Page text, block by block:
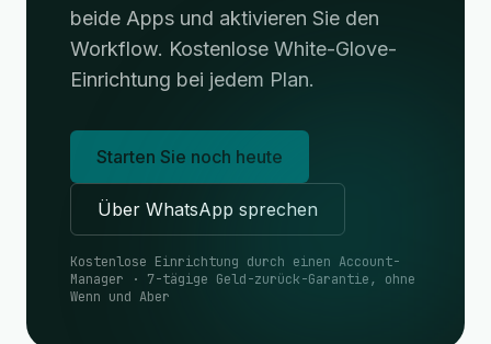
beide Apps und aktivieren Sie den
Workflow. Kostenlose White-Glove-
Einrichtung bei jedem Plan.
Starten Sie noch heute
Über WhatsApp sprechen
Kostenlose Einrichtung durch einen Account-
Manager · 7-tägige Geld-zurück-Garantie, ohne
Wenn und Aber